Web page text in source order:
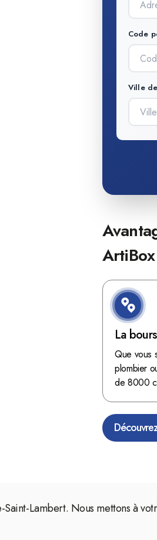
Code
Ville
ArtiBox
La
mine
Que vous
plombier
de 8000
Lambert. Nous mettons à